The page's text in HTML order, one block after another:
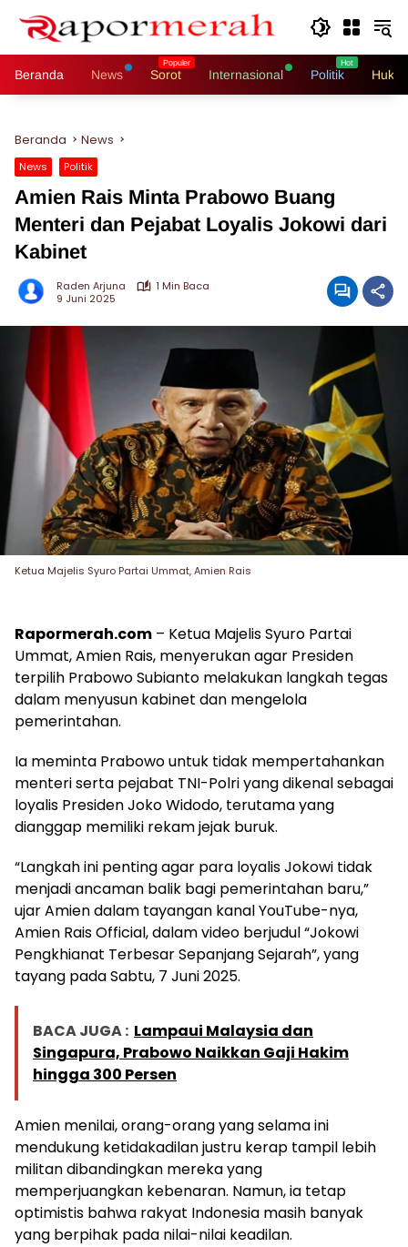
Beranda News Sorot Internasional Politik
Beranda News
News Politik
Amien Rais Minta Prabowo Buang
Menteri dan Pejabat Loyalis Jokowi dari
Kabinet
Raden Arjuna
1 Min Baca
9 Juni 2025
Ketua Majelis Syuro Partai Ummat, Amien Rais
Rapormerah.com – Ketua Majelis Syuro Partai
Ummat, Amien Rais, menyerukan agar Presiden
terpilih Prabowo Subianto melakukan langkah tegas
dalam menyusun kabinet dan mengelola
pemerintahan.
Ia meminta Prabowo untuk tidak mempertahankan
menteri serta pejabat TNI-Polri yang dikenal sebagai
loyalis Presiden Joko Widodo, terutama yang
dianggap memiliki rekam jejak buruk.
“Langkah ini penting agar para loyalis Jokowi tidak
menjadi ancaman balik bagi pemerintahan baru,”
ujar Amien dalam tayangan kanal YouTube-nya,
Amien Rais Official, dalam video berjudul “Jokowi
Pengkhianat Terbesar Sepanjang Sejarah”, yang
tayang pada Sabtu, 7 Juni 2025.
BACA JUGA : Lampaui Malaysia dan
Singapura, Prabowo Naikkan Gaji Hakim
hingga 300 Persen
Amien menilai, orang-orang yang selama ini
mendukung ketidakadilan justru kerap tampil lebih
militan dibandingkan mereka yang
memperjuangkan kebenaran. Namun, ia tetap
optimistis bahwa rakyat Indonesia masih banyak
yang berpihak pada nilai-nilai keadilan.